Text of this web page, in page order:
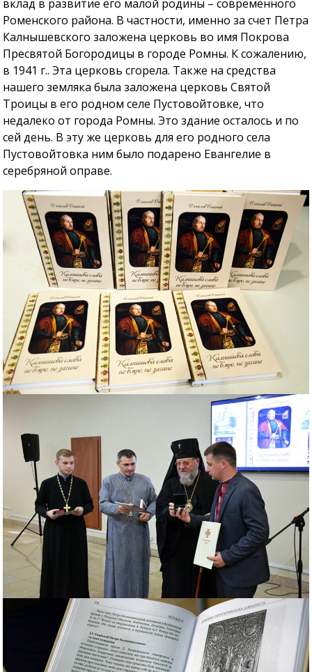
вклад в развитие его малой родины – современного
Роменского района. В частности, именно за счет Петра
Калнышевского заложена церковь во имя Покрова
Пресвятой Богородицы в городе Ромны. К сожалению,
в 1941 г.. Эта церковь сгорела. Также на средства
нашего земляка была заложена церковь Святой
Троицы в его родном селе Пустовойтовке, что
недалеко от города Ромны. Это здание осталось и по
сей день. В эту же церковь для его родного села
Пустовойтовка ним было подарено Евангелие в
серебряной оправе.